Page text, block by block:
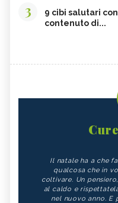
3
9 cibi salutari
contenuto di...
Il natale ha a che
qualcosa che in
coltivare. Un
al caldo e
nel nuovo anno.